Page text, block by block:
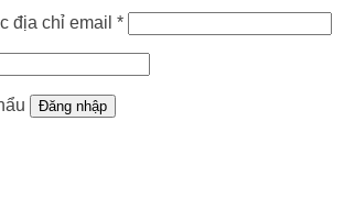
địa chỉ email *Bắt
buộc
Đăng nhập